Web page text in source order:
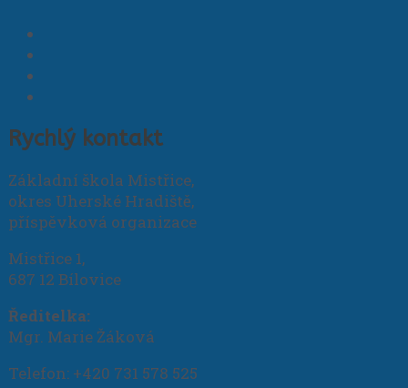
Rychlý kontakt
Základní škola Mistřice,
okres Uherské Hradiště,
příspěvková organizace
Mistřice 1,
687 12 Bílovice
Ředitelka:
Mgr. Marie Žáková
Telefon: +420 731 578 525